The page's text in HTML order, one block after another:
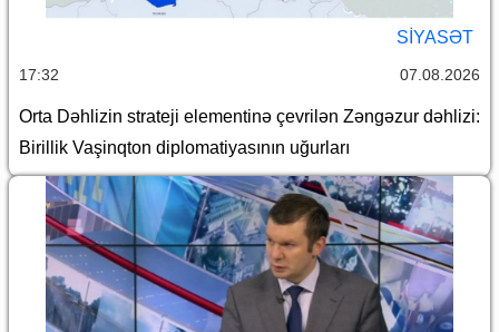
SİYASƏT
17:32 07.08.2026
Orta Dəhlizin strateji elementinə çevrilən Zəngəzur dəhlizi:
Birillik Vaşinqton diplomatiyasının uğurları